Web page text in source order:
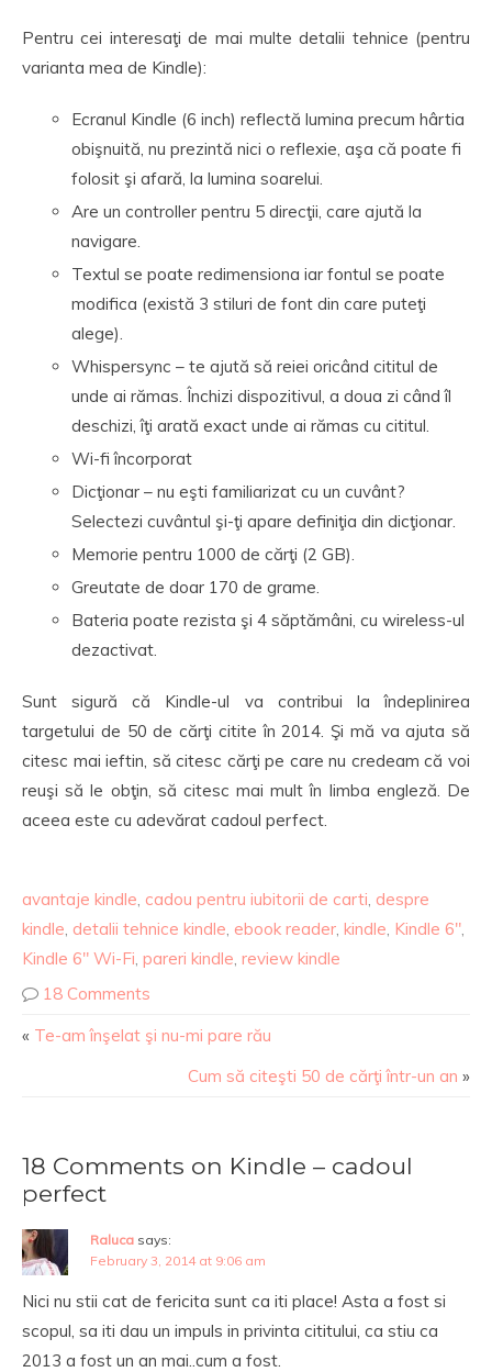
Pentru cei interesaţi de mai multe detalii tehnice (pentru
varianta mea de Kindle):
Ecranul Kindle (6 inch) reflectă lumina precum hârtia
obişnuită, nu prezintă nici o reflexie, aşa că poate fi
folosit şi afară, la lumina soarelui.
Are un controller pentru 5 direcţii, care ajută la
navigare.
Textul se poate redimensiona iar fontul se poate
modifica (există 3 stiluri de font din care puteţi
alege).
Whispersync – te ajută să reiei oricând cititul de
unde ai rămas. Închizi dispozitivul, a doua zi când îl
deschizi, îţi arată exact unde ai rămas cu cititul.
Wi-fi încorporat
Dicţionar – nu eşti familiarizat cu un cuvânt?
Selectezi cuvântul şi-ţi apare definiţia din dicţionar.
Memorie pentru 1000 de cărţi (2 GB).
Greutate de doar 170 de grame.
Bateria poate rezista şi 4 săptămâni, cu wireless-ul
dezactivat.
Sunt sigură că Kindle-ul va contribui la îndeplinirea
targetului de 50 de cărţi citite în 2014. Şi mă va ajuta să
citesc mai ieftin, să citesc cărţi pe care nu credeam că voi
reuşi să le obţin, să citesc mai mult în limba engleză. De
aceea este cu adevărat cadoul perfect.
avantaje kindle, cadou pentru iubitorii de carti, despre
kindle, detalii tehnice kindle, ebook reader, kindle, Kindle 6",
Kindle 6" Wi-Fi, pareri kindle, review kindle
18 Comments
« Te-am înşelat şi nu-mi pare rău
Cum să citeşti 50 de cărţi într-un an »
18 Comments on Kindle – cadoul
perfect
Raluca says:
February 3, 2014 at 9:06 am
Nici nu stii cat de fericita sunt ca iti place! Asta a fost si
scopul, sa iti dau un impuls in privinta cititului, ca stiu ca
2013 a fost un an mai..cum a fost.